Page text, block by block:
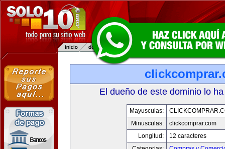
El dueño de este dominio lo
Mayusculas:
Minusculas:
clickcomprar.com
Longitud:
12 caracteres